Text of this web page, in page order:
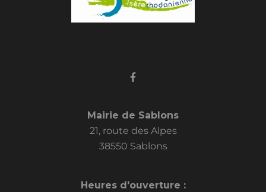
Mairie de Sablons
21, route des Alpes
38550 Sablons
Heures d'ouverture :